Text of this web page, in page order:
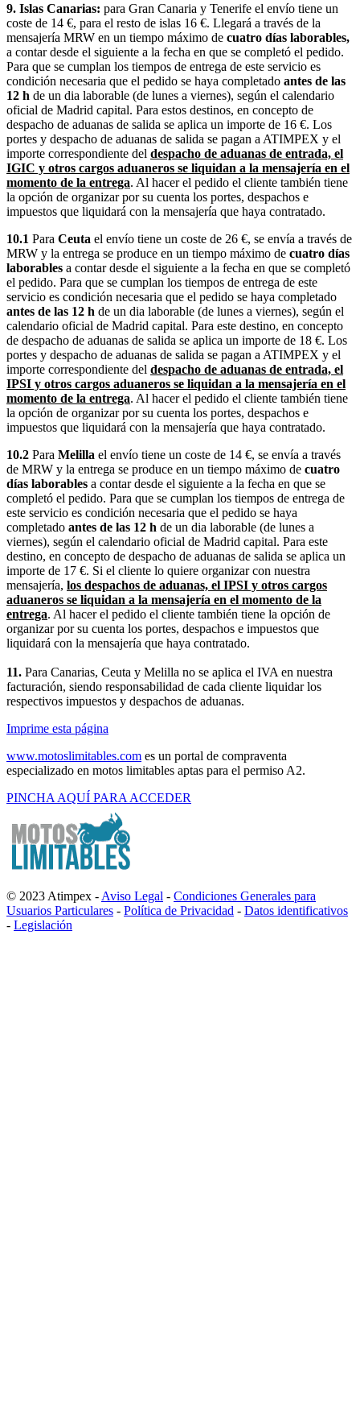
9. Islas Canarias: para Gran Canaria y Tenerife el envío tiene un
coste de 14 €, para el resto de islas 16 €. Llegará a través de la
mensajería MRW en un tiempo máximo de cuatro días laborables,
a contar desde el siguiente a la fecha en que se completó el pedido.
Para que se cumplan los tiempos de entrega de este servicio es
condición necesaria que el pedido se haya completado antes de las
12 h de un dia laborable (de lunes a viernes), según el calendario
oficial de Madrid capital. Para estos destinos, en concepto de
despacho de aduanas de salida se aplica un importe de 16 €. Los
portes y despacho de aduanas de salida se pagan a ATIMPEX y el
importe correspondiente del despacho de aduanas de entrada, el
IGIC y otros cargos aduaneros se liquidan a la mensajería en el
momento de la entrega. Al hacer el pedido el cliente también tiene
la opción de organizar por su cuenta los portes, despachos e
impuestos que liquidará con la mensajería que haya contratado.
10.1 Para Ceuta el envío tiene un coste de 26 €, se envía a través de
MRW y la entrega se produce en un tiempo máximo de cuatro días
laborables a contar desde el siguiente a la fecha en que se completó
el pedido. Para que se cumplan los tiempos de entrega de este
servicio es condición necesaria que el pedido se haya completado
antes de las 12 h de un dia laborable (de lunes a viernes), según el
calendario oficial de Madrid capital. Para este destino, en concepto
de despacho de aduanas de salida se aplica un importe de 18 €. Los
portes y despacho de aduanas de salida se pagan a ATIMPEX y el
importe correspondiente del despacho de aduanas de entrada, el
IPSI y otros cargos aduaneros se liquidan a la mensajería en el
momento de la entrega. Al hacer el pedido el cliente también tiene
la opción de organizar por su cuenta los portes, despachos e
impuestos que liquidará con la mensajería que haya contratado.
10.2 Para Melilla el envío tiene un coste de 14 €, se envía a través
de MRW y la entrega se produce en un tiempo máximo de cuatro
días laborables a contar desde el siguiente a la fecha en que se
completó el pedido. Para que se cumplan los tiempos de entrega de
este servicio es condición necesaria que el pedido se haya
completado antes de las 12 h de un dia laborable (de lunes a
viernes), según el calendario oficial de Madrid capital. Para este
destino, en concepto de despacho de aduanas de salida se aplica un
importe de 17 €. Si el cliente lo quiere organizar con nuestra
mensajería, los despachos de aduanas, el IPSI y otros cargos
aduaneros se liquidan a la mensajería en el momento de la
entrega. Al hacer el pedido el cliente también tiene la opción de
organizar por su cuenta los portes, despachos e impuestos que
liquidará con la mensajería que haya contratado.
11. Para Canarias, Ceuta y Melilla no se aplica el IVA en nuestra
facturación, siendo responsabilidad de cada cliente liquidar los
respectivos impuestos y despachos de aduanas.
Imprime esta página
www.motoslimitables.com es un portal de compraventa
especializado en motos limitables aptas para el permiso A2.
PINCHA AQUÍ PARA ACCEDER
© 2023 Atimpex - Aviso Legal - Condiciones Generales para
Usuarios Particulares - Política de Privacidad - Datos identificativos
- Legislación